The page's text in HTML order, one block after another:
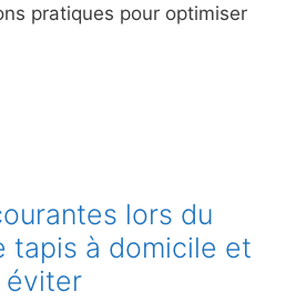
pratiques pour optimiser
lors du
tapis à domicile et
éviter